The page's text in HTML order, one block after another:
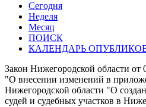
Сегодня
Неделя
Месяц
ПОИСК
КАЛЕНДАРЬ
Закон Нижегородской области
"О внесении изменений в
Нижегородской области "О
судей и судебных участков в